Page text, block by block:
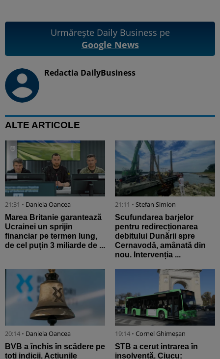
Urmărește Daily Business pe
Google News
Redactia DailyBusiness
ALTE ARTICOLE
21:31 • Daniela Oancea
Marea Britanie garantează
Ucrainei un sprijin
financiar pe termen lung,
de cel puțin 3 miliarde de ...
21:11 • Stefan Simion
Scufundarea barjelor
pentru redirecționarea
debitului Dunării spre
Cernavodă, amânată din
nou. Intervenția ...
20:14 • Daniela Oancea
BVB a închis în scădere pe
toți indicii. Acțiunile
19:14 • Cornel Ghimeșan
STB a cerut intrarea în
insolvență. Ciucu: